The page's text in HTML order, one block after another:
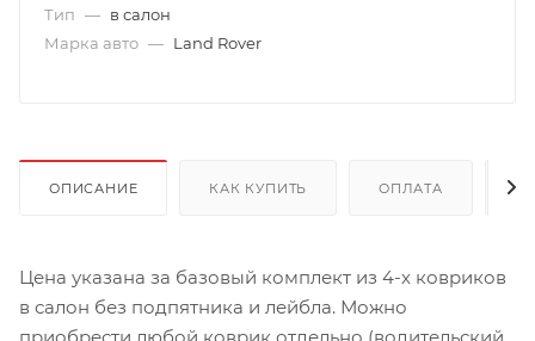
Тип — в салон
Марка авто — Land Rover
ОПИСАНИЕ КАК КУПИТЬ ОПЛАТА
Цена указана за базовый комплект из 4-х ковриков
в салон без подпятника и лейбла. Можно